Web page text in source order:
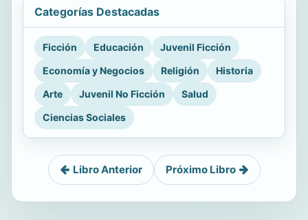
Categorías Destacadas
Ficción Educación
Juvenil Ficción
Economía y Negocios
Religión
Historia
Arte
Juvenil No Ficción
Salud
Ciencias Sociales
Libro Anterior Próximo Libro